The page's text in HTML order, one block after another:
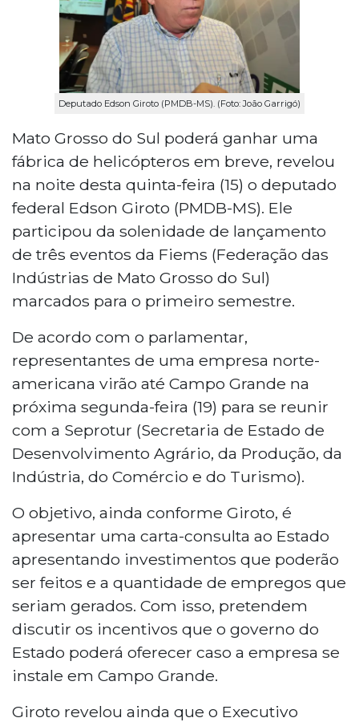
Deputado Edson Giroto (PMDB-MS). (Foto: João Garrigó)
Mato Grosso do Sul poderá ganhar uma
fábrica de helicópteros em breve, revelou
na noite desta quinta-feira (15) o deputado
federal Edson Giroto (PMDB-MS). Ele
participou da solenidade de lançamento
de três eventos da Fiems (Federação das
Indústrias de Mato Grosso do Sul)
marcados para o primeiro semestre.
De acordo com o parlamentar,
representantes de uma empresa norte-
americana virão até Campo Grande na
próxima segunda-feira (19) para se reunir
com a Seprotur (Secretaria de Estado de
Desenvolvimento Agrário, da Produção, da
Indústria, do Comércio e do Turismo).
O objetivo, ainda conforme Giroto, é
apresentar uma carta-consulta ao Estado
apresentando investimentos que poderão
ser feitos e a quantidade de empregos que
seriam gerados. Com isso, pretendem
discutir os incentivos que o governo do
Estado poderá oferecer caso a empresa se
instale em Campo Grande.
Giroto revelou ainda que o Executivo